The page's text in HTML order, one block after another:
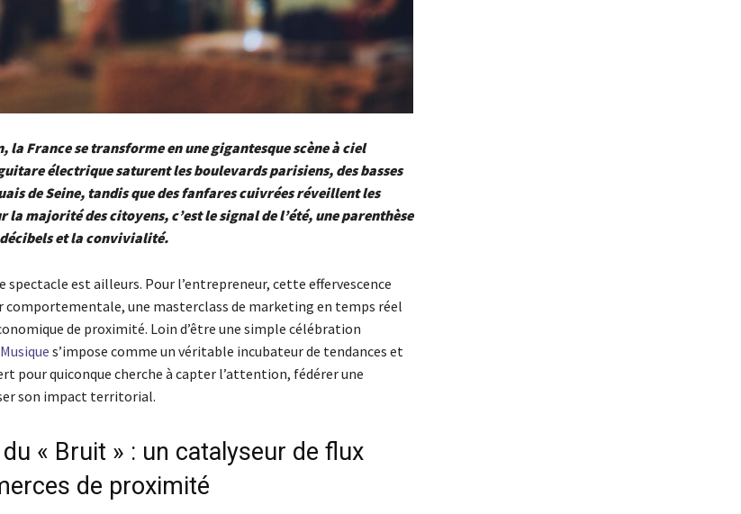
la France se transforme en une gigantesque scène à ciel
électrique saturent les boulevards parisiens, des basses
de Seine, tandis que des fanfares cuivrées réveillent les
la majorité des citoyens, c’est le signal de l’été, une parenthèse
et la convivialité.
est ailleurs. Pour l’entrepreneur, cette effervescence
comportementale, une masterclass de marketing en temps réel
de proximité. Loin d’être une simple célébration
s’impose comme un véritable incubateur de tendances et
pour quiconque cherche à capter l’attention, fédérer une
son impact territorial.
du « Bruit » : un catalyseur de flux
de proximité